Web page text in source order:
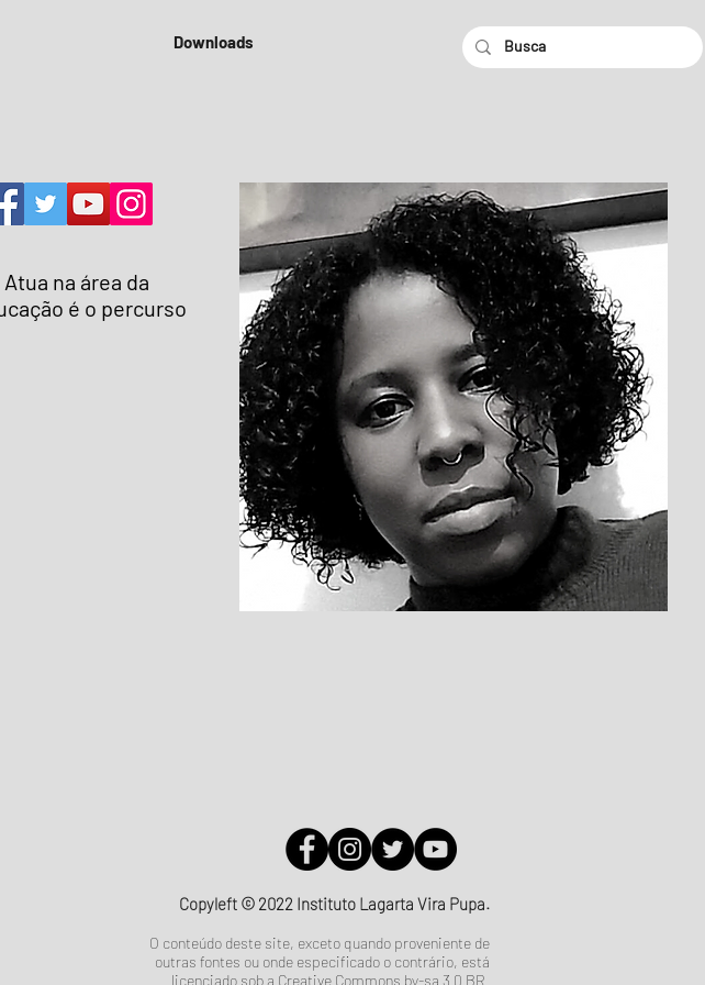
Downloads
na área da
é o percurso
Copyleft © 2022 Instituto Lagarta Vira Pupa.
O conteúdo deste site, exceto quando proveniente de
outras fontes ou onde especificado o contrário, está
licenciado sob a Creative Commons by-sa 3.0 BR.